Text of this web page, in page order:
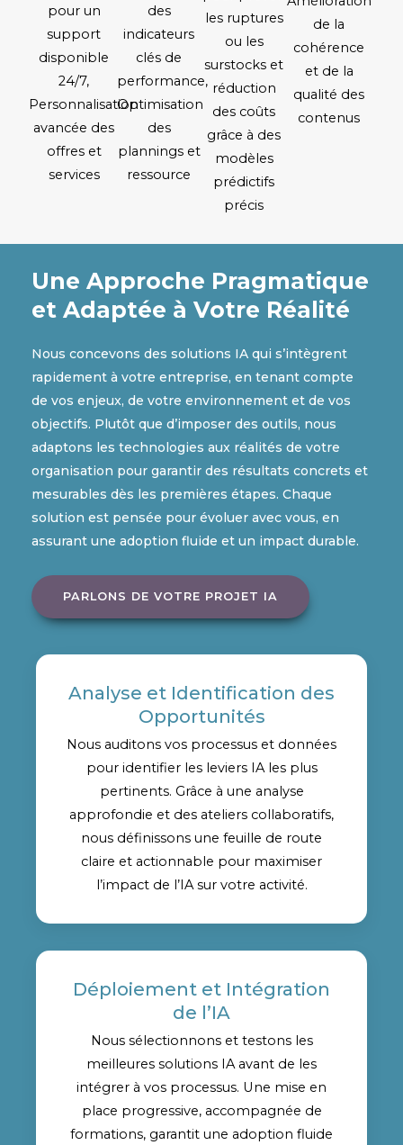
pour un
support
disponible
24/7,
Personnalisation
avancée des
offres et
services
des
indicateurs
clés de
performance,
Optimisation
des
plannings et
ressource
les ruptures
ou les
surstocks et
réduction
des coûts
grâce à des
modèles
prédictifs
précis
de la
cohérence
et de la
qualité des
contenus
Une Approche Pragmatique
et Adaptée à Votre Réalité
Nous concevons des solutions IA qui s’intègrent
rapidement à votre entreprise, en tenant compte
de vos enjeux, de votre environnement et de vos
objectifs. Plutôt que d’imposer des outils, nous
adaptons les technologies aux réalités de votre
organisation pour garantir des résultats concrets et
mesurables dès les premières étapes. Chaque
solution est pensée pour évoluer avec vous, en
assurant une adoption fluide et un impact durable.
PARLONS DE VOTRE PROJET IA
Analyse et Identification des
Opportunités
Nous auditons vos processus et données
pour identifier les leviers IA les plus
pertinents. Grâce à une analyse
approfondie et des ateliers collaboratifs,
nous définissons une feuille de route
claire et actionnable pour maximiser
l’impact de l’IA sur votre activité.
Déploiement et Intégration
de l’IA
Nous sélectionnons et testons les
meilleures solutions IA avant de les
intégrer à vos processus. Une mise en
place progressive, accompagnée de
formations, garantit une adoption fluide